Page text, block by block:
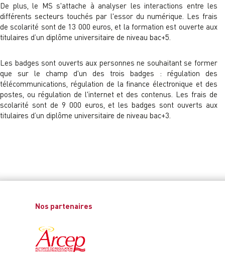
De plus, le MS s'attache à analyser les interactions entre les
différents secteurs touchés par l'essor du numérique. Les frais
de scolarité sont de 13 000 euros, et la formation est ouverte aux
titulaires d’un diplôme universitaire de niveau bac+5.
Les badges sont ouverts aux personnes ne souhaitant se former
que sur le champ d'un des trois badges : régulation des
télécommunications, régulation de la finance électronique et des
postes, ou régulation de l'internet et des contenus. Les frais de
scolarité sont de 9 000 euros, et les badges sont ouverts aux
titulaires d’un diplôme universitaire de niveau bac+3.
Nos partenaires